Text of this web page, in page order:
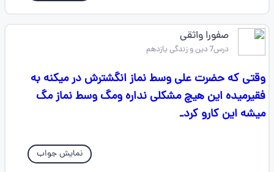
صفورا واثقی
درس7 دین و زندگی یازدهم
وقتی که حضرت علی وسط نماز انگشترش در میکنه به
فقیرمیده این هیچ مشکلی نداره ومگ وسط نماز مگ
میشه این کارو کردـ
نمایش جواب